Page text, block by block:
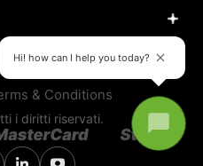
Hi! how can I help you today?
& Conditions
i diritti riservati.